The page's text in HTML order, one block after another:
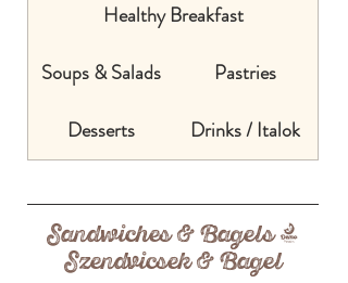
Healthy Breakfast
Soups & Salads Pastries
Desserts Drinks / Italok
Sandwiches & Bagels |
Szendvicsek & Bagel